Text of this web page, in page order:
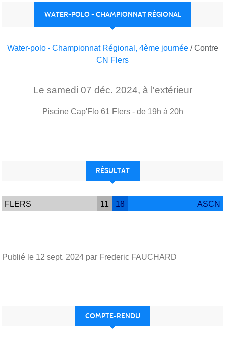
WATER-POLO - CHAMPIONNAT RÉGIONAL
Water-polo - Championnat Régional, 4ème journée / Contre
CN Flers
Le samedi 07 déc. 2024, à l'extérieur
Piscine Cap'Flo 61 Flers - de 19h à 20h
RÉSULTAT
FLERS 11 18 ASCN
Publié le 12 sept. 2024 par Frederic FAUCHARD
COMPTE-RENDU